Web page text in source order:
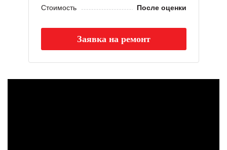
Стоимость После оценки
Заявка на ремонт